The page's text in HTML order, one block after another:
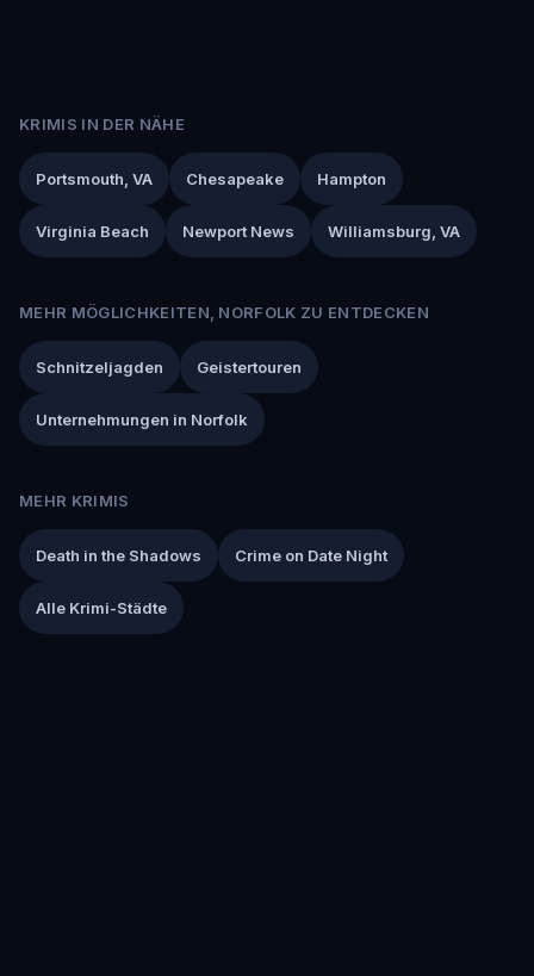
KRIMIS IN DER NÄHE
Portsmouth, VA Chesapeake Hampton
Virginia Beach Newport News Williamsburg, VA
MEHR MÖGLICHKEITEN, NORFOLK ZU ENTDECKEN
Schnitzeljagden Geistertouren
Unternehmungen in Norfolk
MEHR KRIMIS
Death in the Shadows Crime on Date Night
Alle Krimi-Städte